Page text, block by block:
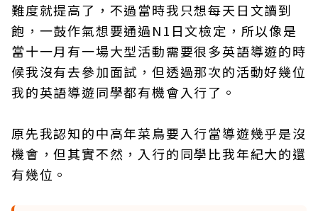
難度就提高了，不過當時我只想每天日文讀到
飽，一鼓作氣想要通過N1日文檢定，所以像是
當十一月有一場大型活動需要很多英語導遊的時
候我沒有去參加面試，但透過那次的活動好幾位
我的英語導遊同學都有機會入行了。
原先我認知的中高年菜鳥要入行當導遊幾乎是沒
機會，但其實不然，入行的同學比我年紀大的還
有幾位。